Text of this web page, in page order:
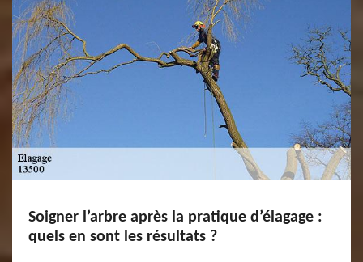
Soigner l’arbre après la pratique d’élagage :
quels en sont les résultats ?